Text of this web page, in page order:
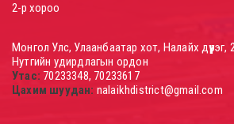
2-р хороо
Монгол Улс, Улаанбаатар хот, Налайх дүүрэг,
Нутгийн удирдлагын ордон
Утас: 70233348, 70233617
Цахим шуудан: nalaikhdistrict@gmail.com